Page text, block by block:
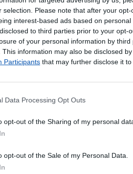
selection. Please note that after your
interest-based ads based on
to third parties prior to your opt-
of your personal information by third
This information may also be disclosed
Participants that may further disclose it
Data Processing Opt Outs
opt-out of the Sharing of my personal
opt-out of the Sale of my Personal Data.
22
Ponto de Entrega (receber
- EMS Economy e EMS
- Com a solução SIGA, pode
outra Loja CTT ou morada que